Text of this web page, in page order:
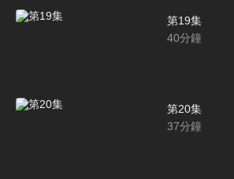
第19集
40分鐘
第20集
37分鐘